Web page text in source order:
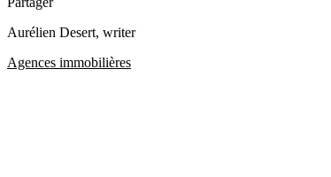
Aurélien Desert, writer
Agences immobilières